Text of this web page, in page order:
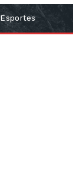
Esportes